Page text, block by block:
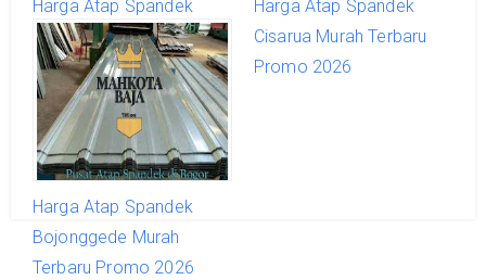
Harga Atap Spandek
Jonggol Murah Terbaru
Promo 2026
Harga Atap Spandek
Cisarua Murah Terbaru
Promo 2026
Harga Atap Spandek
Bojonggede Murah
Terbaru Promo 2026